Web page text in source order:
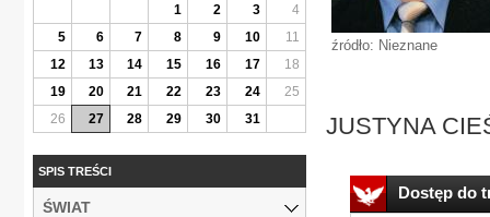
źródło: Nieznane
JUSTYNA
Dostęp do
1
2 3
4
5
6 7 8 9 10
11
12
13 14 15 16 17
18
19
20 21 22 23 24
25
26
27 28 29 30 31
SPIS TREŚCI
ŚWIAT